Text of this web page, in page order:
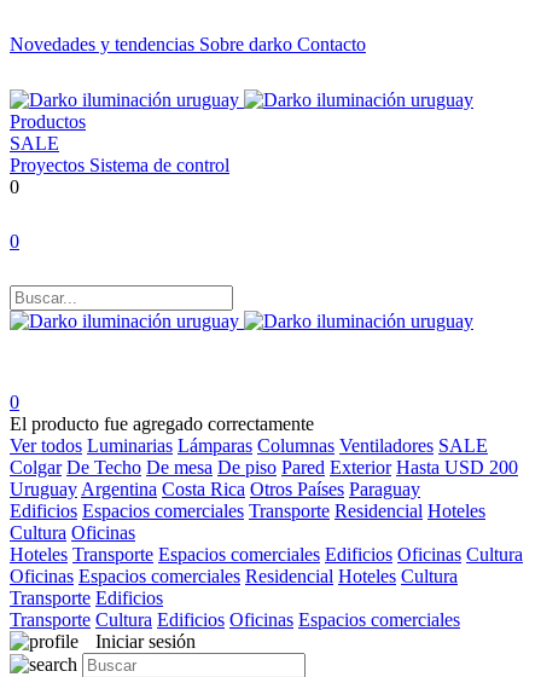
Novedades y tendencias Sobre darko Contacto
Productos
SALE
Proyectos Sistema de control
0
0
0
El producto fue agregado correctamente
Ver todos Luminarias Lámparas Columnas Ventiladores SALE
Colgar De Techo De mesa De piso Pared Exterior Hasta USD 200
Uruguay Argentina Costa Rica Otros Países Paraguay
Edificios Espacios comerciales Transporte Residencial Hoteles
Cultura Oficinas
Hoteles Transporte Espacios comerciales Edificios Oficinas Cultura
Oficinas Espacios comerciales Residencial Hoteles Cultura
Transporte Edificios
Transporte Cultura Edificios Oficinas Espacios comerciales
Iniciar sesión